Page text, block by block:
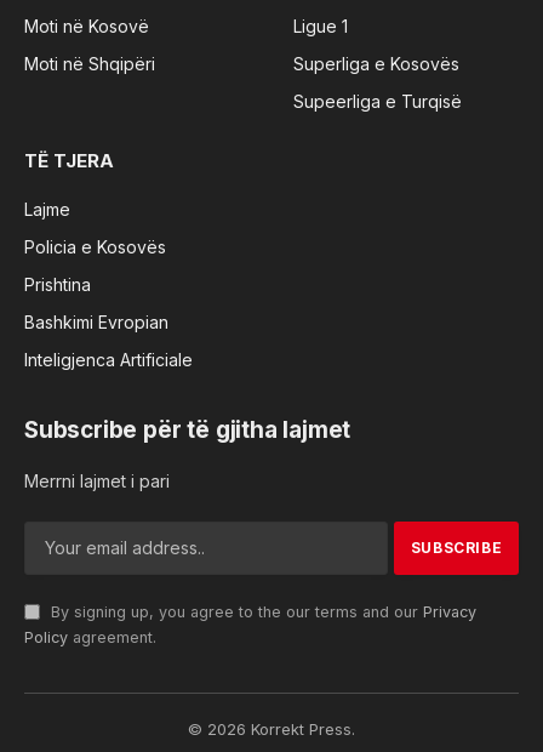
Moti në Kosovë
Moti në Shqipëri
Ligue 1
Superliga e Kosovës
Supeerliga e Turqisë
TË TJERA
Lajme
Policia e Kosovës
Prishtina
Bashkimi Evropian
Inteligjenca Artificiale
Subscribe për të gjitha lajmet
Merrni lajmet i pari
By signing up, you agree to the our terms and our Privacy
Policy agreement.
© 2026 Korrekt Press.